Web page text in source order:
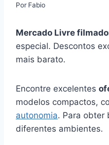
Por Fabio
Mercado Livre
especial. Descontos
mais barato.
Encontre excelentes
modelos compactos,
autonomia. Para obter
diferentes ambientes.